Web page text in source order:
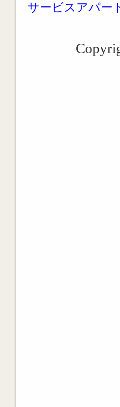
サービスアパー